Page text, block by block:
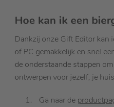
Hoe kan ik een
Dankzij onze Gift Editor kan
of PC gemakkelijk en snel
de onderstaande stappen
ontwerpen voor jezelf, je
Ga naar de